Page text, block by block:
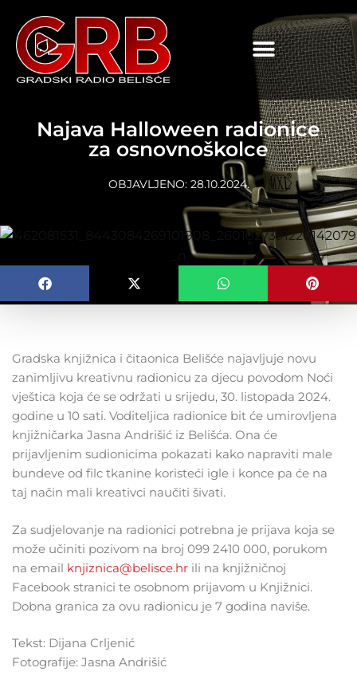
Najava Halloween radionice
za osnovnoškolce
OBJAVLJENO: 28.10.2024.
Gradska knjižnica i čitaonica Belišće najavljuje novu
zanimljivu kreativnu radionicu za djecu povodom Noći
vještica koja će se održati u srijedu, 30. listopada 2024.
godine u 10 sati. Voditeljica radionice bit će umirovljena
knjižničarka Jasna Andrišić iz Belišća. Ona će
prijavljenim sudionicima pokazati kako napraviti male
bundeve od filc tkanine koristeći igle i konce pa će na
taj način mali kreativci naučiti šivati.
Za sudjelovanje na radionici potrebna je prijava koja se
može učiniti pozivom na broj 099 2410 000, porukom
na email knjiznica@belisce.hr ili na knjižničnoj
Facebook stranici te osobnom prijavom u Knjižnici.
Dobna granica za ovu radionicu je 7 godina naviše.
Tekst: Dijana Crljenić
Fotografije: Jasna Andrišić